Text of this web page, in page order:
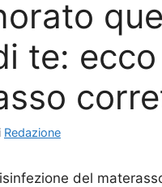
te:
Redazione
del